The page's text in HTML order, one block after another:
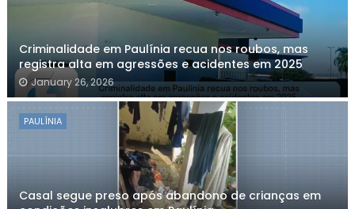
Criminalidade em Paulínia recua nos roubos, mas
registra alta em agressões e acidentes em 2025
January 26, 2026
PAULÍNIA
Casal segue preso após abandono de crianças em